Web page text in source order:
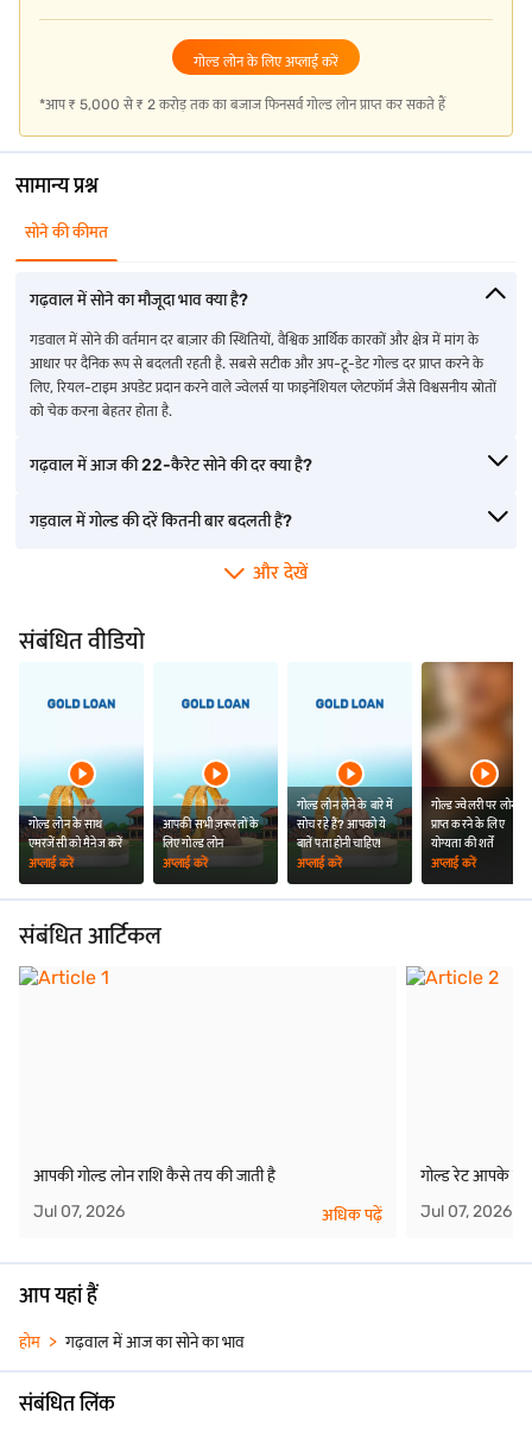
मेघालय में गोल्ड की दर दमन में गोल्ड की दर मध्य प्रदेश में गोल्ड की दर
सिरसा में गोल्ड दर सिद्धिपेट में गोल्ड की दर
रामनाथपुरम में गोल्ड दर शिवकाशी में गोल्ड दर
अकलुज में गोल्ड दर
कराड में सोने का भाव मार्थंडम में सोने का रेट
गोल्ड लोन के लिए अप्लाई करें
*आप ₹ 5,000 से ₹ 2 करोड़ तक का बजाज फिनसर्व गोल्ड लोन प्राप्त कर सकते हैं
सामान्य प्रश्न
सोने की कीमत
गढ़वाल में सोने का मौजूदा भाव क्या है?
गडवाल में सोने की वर्तमान दर बाज़ार की स्थितियों, वैश्विक आर्थिक कारकों और क्षेत्र में मांग के
आधार पर दैनिक रूप से बदलती रहती है. सबसे सटीक और अप-टू-डेट गोल्ड दर प्राप्त करने के
लिए, रियल-टाइम अपडेट प्रदान करने वाले ज्वेलर्स या फाइनेंशियल प्लेटफॉर्म जैसे विश्वसनीय स्रोतों
को चेक करना बेहतर होता है.
गढ़वाल में आज की 22-कैरेट सोने की दर क्या है?
गड़वाल में गोल्ड की दरें कितनी बार बदलती हैं?
और देखें
संबंधित वीडियो
गोल्ड लोन के साथ
एमरजेंसी को मैनेज करें
अप्लाई करें
आपकी सभी ज़रूरतों के
लिए गोल्ड लोन
अप्लाई करें
गोल्ड लोन लेने के बारे में
सोच रहे हैं? आपको ये
बातें पता होनी चाहिए!
अप्लाई करें
गोल्ड ज्वेलरी पर लोन
प्राप्त करने के लिए
योग्यता की शर्तें
अप्लाई करें
संबंधित आर्टिकल
आपकी गोल्ड लोन राशि कैसे तय की जाती है
Jul 07, 2026
अधिक पढ़ें
गोल्ड रेट आपके
Jul 07, 2026
आप यहां हैं
होम गढ़वाल में आज का सोने का भाव
संबंधित लिंक